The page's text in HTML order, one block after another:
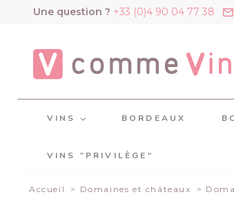
Une question ? +33 (0)4 90 04 77 38
VINS BORDEAUX
VINS "PRIVILÈGE"
Accueil Domaines et châteaux
Panneau de gestion des cookies